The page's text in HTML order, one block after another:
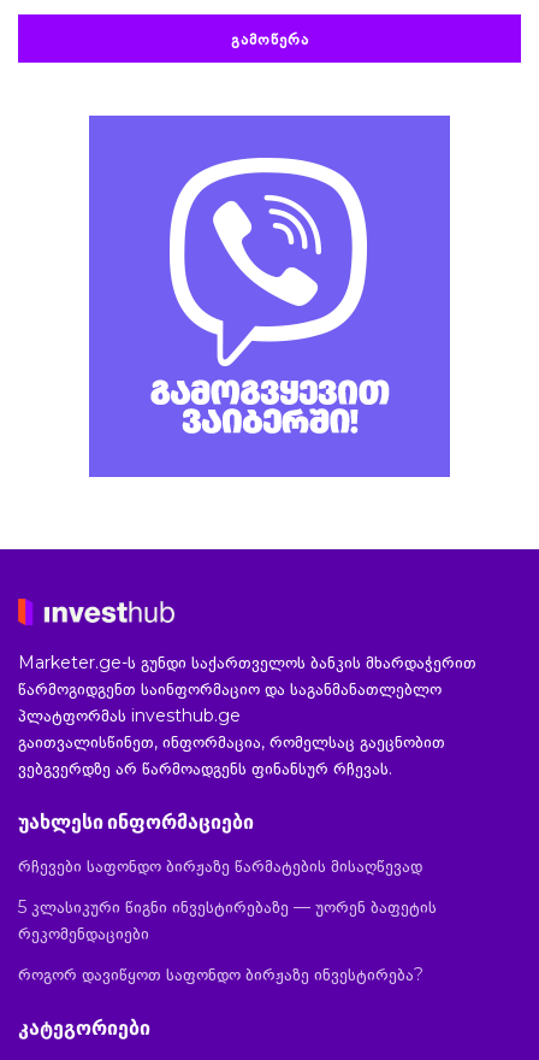
ᲒᲐᲛᲝᲬᲔᲠᲐ
Marketer.ge-ს გუნდი საქართველოს ბანკის მხარდაჭერით
წარმოგიდგენთ საინფორმაციო და საგანმანათლებლო
პლატფორმას investhub.ge
გაითვალისწინეთ, ინფორმაცია, რომელსაც გაეცნობით
ვებგვერდზე არ წარმოადგენს ფინანსურ რჩევას.
უახლესი ინფორმაციები
რჩევები საფონდო ბირჟაზე წარმატების მისაღწევად
5 კლასიკური წიგნი ინვესტირებაზე — უორენ ბაფეტის
რეკომენდაციები
როგორ დავიწყოთ საფონდო ბირჟაზე ინვესტირება?
კატეგორიები